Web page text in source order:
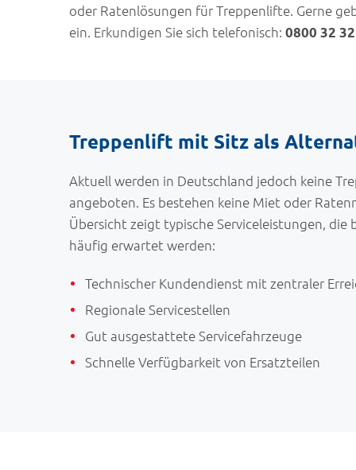
oder Ratenlösungen für Treppenlifte. Gerne
ein. Erkundigen Sie sich telefonisch: 0800 32
Treppenlift mit Sitz als
Aktuell werden in Deutschland jedoch keine
angeboten. Es bestehen keine Miet oder
Übersicht zeigt typische Serviceleistungen, die
häufig erwartet werden:
Technischer Kundendienst mit zentraler
Regionale Servicestellen
Gut ausgestattete Servicefahrzeuge
Schnelle Verfügbarkeit von Ersatzteilen